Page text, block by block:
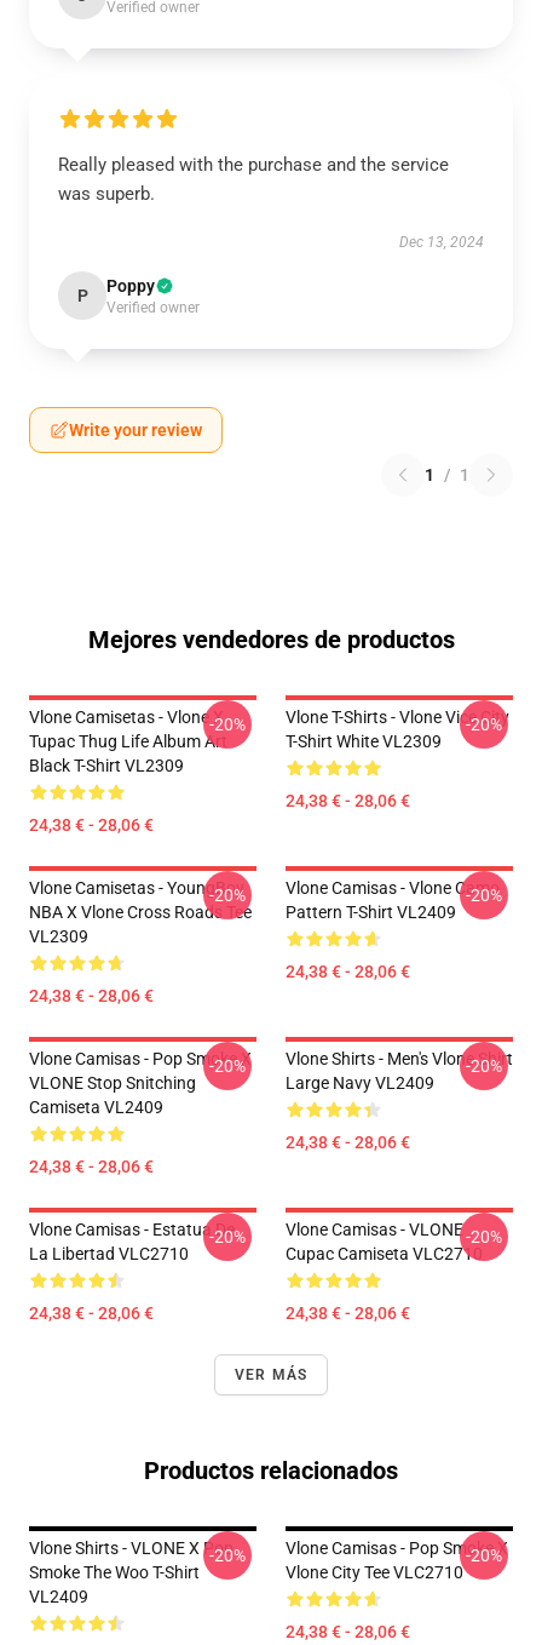
Verified owner
Really pleased with the purchase and the service
was superb.
Dec 13, 2024
P Poppy
Verified owner
Write your review
1 / 1
Mejores vendedores de productos
Vlone Camisetas - Vlone X
Tupac Thug Life Album Art
Black T-Shirt VL2309
24,38 € - 28,06 €
-20%
Vlone T-Shirts - Vlone Vice City
T-Shirt White VL2309
24,38 € - 28,06 €
-20%
Vlone Camisetas - YoungBoy
NBA X Vlone Cross Roads Tee
VL2309
24,38 € - 28,06 €
-20%
Vlone Camisas - Vlone Camo
Pattern T-Shirt VL2409
24,38 € - 28,06 €
-20%
Vlone Camisas - Pop Smoke X
VLONE Stop Snitching
Camiseta VL2409
24,38 € - 28,06 €
-20%
Vlone Shirts - Men's Vlone Shirt
Large Navy VL2409
24,38 € - 28,06 €
-20%
Vlone Camisas - Estatua De
La Libertad VLC2710
24,38 € - 28,06 €
-20%
Vlone Camisas - VLONE
Cupac Camiseta VLC2710
24,38 € - 28,06 €
-20%
VER MÁS
Productos relacionados
Vlone Shirts - VLONE X Pop
Smoke The Woo T-Shirt
VL2409
-20%
Vlone Camisas - Pop Smoke X
Vlone City Tee VLC2710
24,38 € - 28,06 €
-20%